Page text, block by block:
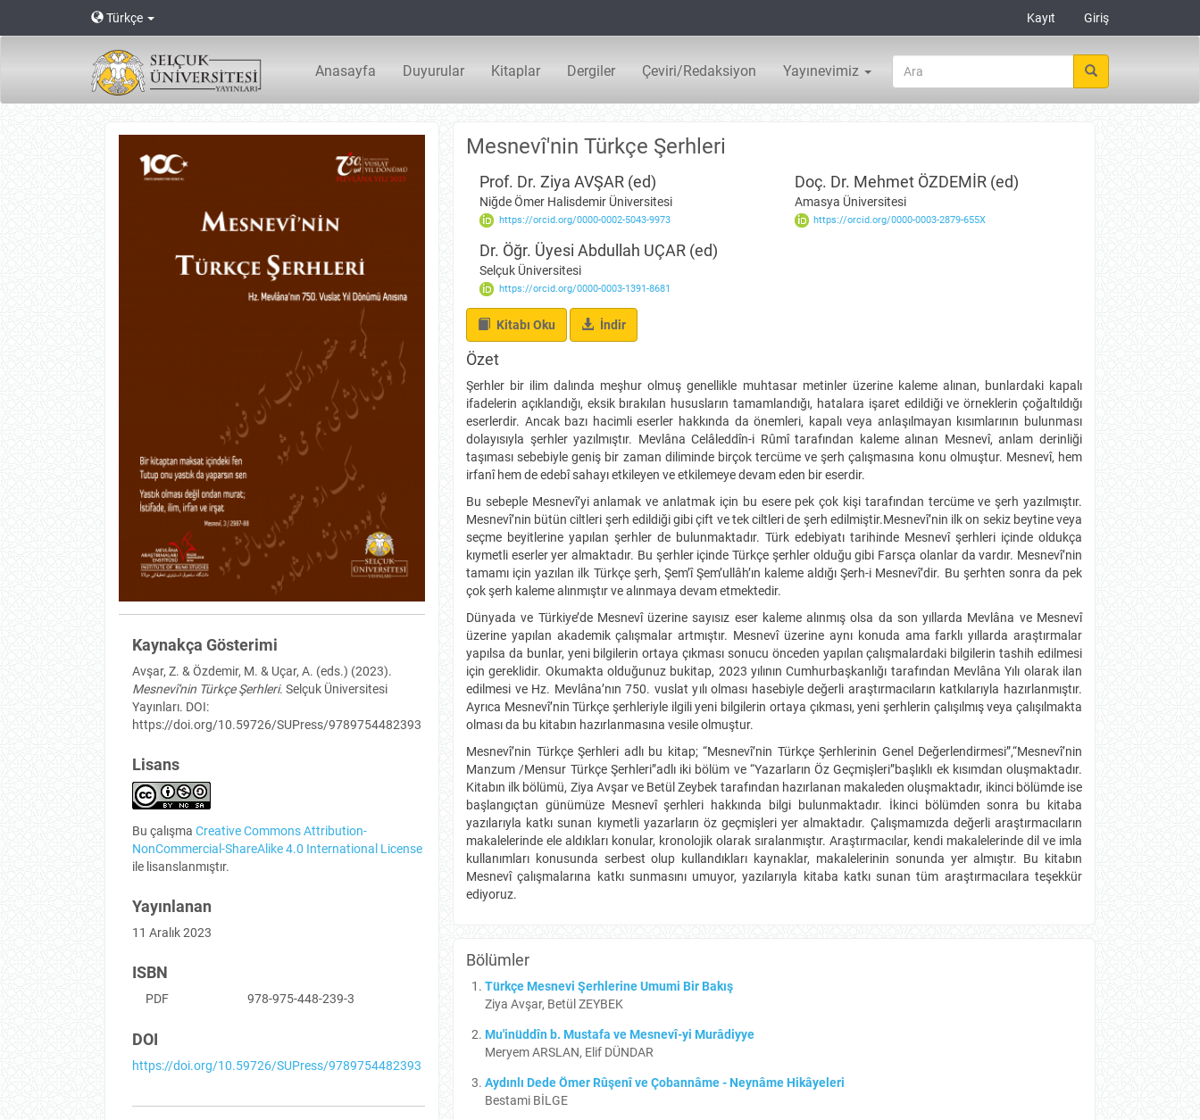
Navigation
Türkçe Kayıt Giriş
Anasayfa Duyurular Kitaplar Dergiler Çeviri/Redaksiyon Yayınevimiz
Mesnevî'nin Türkçe Şerhleri
Prof. Dr. Ziya AVŞAR (ed)
Niğde Ömer Halisdemir Üniversitesi
https://orcid.org/0000-0002-5043-9973
Doç. Dr. Mehmet ÖZDEMİR (ed)
Amasya Üniversitesi
https://orcid.org/0000-0003-2879-655X
Dr. Öğr. Üyesi Abdullah UÇAR (ed)
Selçuk Üniversitesi
https://orcid.org/0000-0003-1391-8681
İndirKitabı Oku İndir
Özet
Şerhler bir ilim dalında meşhur olmuş genellikle muhtasar metinler üzerine kaleme alınan, bunlardaki kapalı
ifadelerin açıklandığı, eksik bırakılan hususların tamamlandığı, hatalara işaret edildiği ve örneklerin çoğaltıldığı
eserlerdir. Ancak bazı hacimli eserler hakkında da önemleri, kapalı veya anlaşılmayan kısımlarının bulunması
dolayısıyla şerhler yazılmıştır. Mevlâna Celâleddîn-i Rûmî tarafından kaleme alınan Mesnevî, anlam derinliği
taşıması sebebiyle geniş bir zaman diliminde birçok tercüme ve şerh çalışmasına konu olmuştur. Mesnevî, hem
irfanî hem de edebî sahayı etkileyen ve etkilemeye devam eden bir eserdir.
Bu sebeple Mesnevî’yi anlamak ve anlatmak için bu esere pek çok kişi tarafından tercüme ve şerh yazılmıştır.
Mesnevî’nin bütün ciltleri şerh edildiği gibi çift ve tek ciltleri de şerh edilmiştir.Mesnevî’nin ilk on sekiz beytine veya
seçme beyitlerine yapılan şerhler de bulunmaktadır. Türk edebiyatı tarihinde Mesnevî şerhleri içinde oldukça
kıymetli eserler yer almaktadır. Bu şerhler içinde Türkçe şerhler olduğu gibi Farsça olanlar da vardır. Mesnevî’nin
tamamı için yazılan ilk Türkçe şerh, Şem’î Şem’ullâh’ın kaleme aldığı Şerh-i Mesnevî’dir. Bu şerhten sonra da pek
çok şerh kaleme alınmıştır ve alınmaya devam etmektedir.
Dünyada ve Türkiye’de Mesnevî üzerine sayısız eser kaleme alınmış olsa da son yıllarda Mevlâna ve Mesnevî
üzerine yapılan akademik çalışmalar artmıştır. Mesnevî üzerine aynı konuda ama farklı yıllarda araştırmalar
yapılsa da bunlar, yeni bilgilerin ortaya çıkması sonucu önceden yapılan çalışmalardaki bilgilerin tashih edilmesi
için gereklidir. Okumakta olduğunuz bukitap, 2023 yılının Cumhurbaşkanlığı tarafından Mevlâna Yılı olarak ilan
edilmesi ve Hz. Mevlâna’nın 750. vuslat yılı olması hasebiyle değerli araştırmacıların katkılarıyla hazırlanmıştır.
Ayrıca Mesnevî’nin Türkçe şerhleriyle ilgili yeni bilgilerin ortaya çıkması, yeni şerhlerin çalışılmış veya çalışılmakta
olması da bu kitabın hazırlanmasına vesile olmuştur.
Mesnevî’nin Türkçe Şerhleri adlı bu kitap; “Mesnevî’nin Türkçe Şerhlerinin Genel Değerlendirmesi”,“Mesnevî’nin
Manzum /Mensur Türkçe Şerhleri”adlı iki bölüm ve “Yazarların Öz Geçmişleri”başlıklı ek kısımdan oluşmaktadır.
Kitabın ilk bölümü, Ziya Avşar ve Betül Zeybek tarafından hazırlanan makaleden oluşmaktadır, ikinci bölümde ise
başlangıçtan günümüze Mesnevî şerhleri hakkında bilgi bulunmaktadır. İkinci bölümden sonra bu kitaba
yazılarıyla katkı sunan kıymetli yazarların öz geçmişleri yer almaktadır. Çalışmamızda değerli araştırmacıların
makalelerinde ele aldıkları konular, kronolojik olarak sıralanmıştır. Araştırmacılar, kendi makalelerinde dil ve imla
kullanımları konusunda serbest olup kullandıkları kaynaklar, makalelerinin sonunda yer almıştır. Bu kitabın
Mesnevî çalışmalarına katkı sunmasını umuyor, yazılarıyla kitaba katkı sunan tüm araştırmacılara teşekkür
ediyoruz.
Bölümler
Türkçe Mesnevi Şerhlerine Umumi Bir Bakış
Ziya Avşar, Betül ZEYBEK
Mu'inüddîn b. Mustafa ve Mesnevî-yi Murâdiyye
Meryem ARSLAN, Elif DÜNDAR
Aydınlı Dede Ömer Rûşenî ve Çobannâme - Neynâme Hikâyeleri
Bestami BİLGE
Kaynakça Gösterimi
Avşar, Z. & Özdemir, M. & Uçar, A. (eds.) (2023).
Mesnevî'nin Türkçe Şerhleri. Selçuk Üniversitesi
Yayınları. DOI:
https://doi.org/10.59726/SUPress/9789754482393
Lisans
Bu çalışma Creative Commons Attribution-
NonCommercial-ShareAlike 4.0 International License
ile lisanslanmıştır.
Yayınlanan
11 Aralık 2023
ISBN
PDF 978-975-448-239-3
DOI
https://doi.org/10.59726/SUPress/9789754482393